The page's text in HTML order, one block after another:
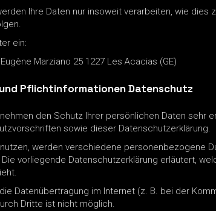
Ihre Daten nur insoweit verarbeiten, wie
ein:
Marziano 25 1227 Les Acacias (GE)
und Pflichtinformationen Datenschutz
den Schutz Ihrer persönlichen Daten
sowie dieser Datenschutzerklärung.
werden verschiedene personenbezogene
vorliegende Datenschutzerklärung erläutert,
Datenübertragung im Internet (z. B. bei der
Dritte ist nicht möglich.